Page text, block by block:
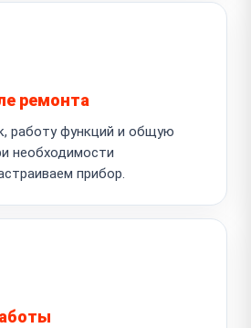
ремонта
работу функций и общую
необходимости
прибор.